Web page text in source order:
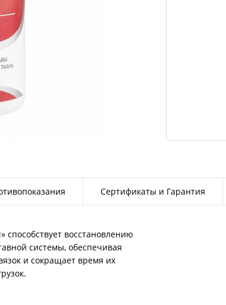
Сертификаты и Гарантия
восстановлению
системы, обеспечивая
и сокращает время их